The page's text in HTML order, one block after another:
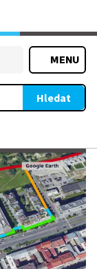
MENU
Hledat